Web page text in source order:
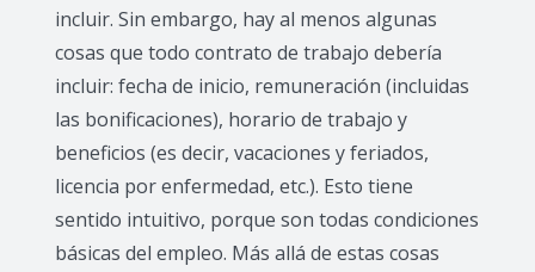
incluir. Sin embargo, hay al menos algunas
cosas que todo contrato de trabajo debería
incluir: fecha de inicio, remuneración (incluidas
las bonificaciones), horario de trabajo y
beneficios (es decir, vacaciones y feriados,
licencia por enfermedad, etc.). Esto tiene
sentido intuitivo, porque son todas condiciones
básicas del empleo. Más allá de estas cosas